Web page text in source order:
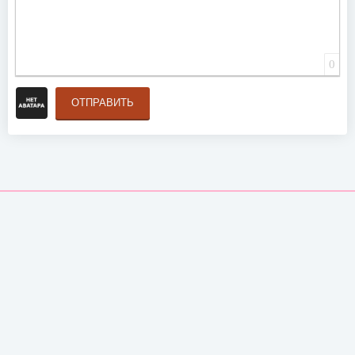
0
ОТПРАВИТЬ